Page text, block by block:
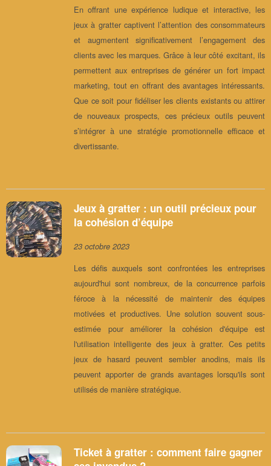
En offrant une expérience ludique et interactive, les
jeux à gratter captivent l’attention des consommateurs
et augmentent significativement l’engagement des
clients avec les marques. Grâce à leur côté excitant, ils
permettent aux entreprises de générer un fort impact
marketing, tout en offrant des avantages intéressants.
Que ce soit pour fidéliser les clients existants ou attirer
de nouveaux prospects, ces précieux outils peuvent
s’intégrer à une stratégie promotionnelle efficace et
divertissante.
Jeux à gratter : un outil précieux pour
la cohésion d’équipe
23 octobre 2023
Les défis auxquels sont confrontées les entreprises
aujourd'hui sont nombreux, de la concurrence parfois
féroce à la nécessité de maintenir des équipes
motivées et productives. Une solution souvent sous-
estimée pour améliorer la cohésion d'équipe est
l'utilisation intelligente des jeux à gratter. Ces petits
jeux de hasard peuvent sembler anodins, mais ils
peuvent apporter de grands avantages lorsqu'ils sont
utilisés de manière stratégique.
Ticket à gratter : comment faire gagner